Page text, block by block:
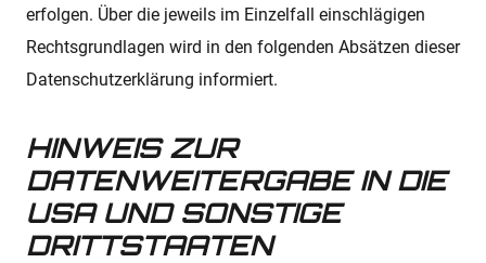
erfolgen. Über die jeweils im Einzelfall einschlägigen
Rechtsgrundlagen wird in den folgenden Absätzen dieser
Datenschutzerklärung informiert.
HINWEIS ZUR
DATENWEITERGABE IN DIE
USA UND SONSTIGE
DRITTSTAATEN